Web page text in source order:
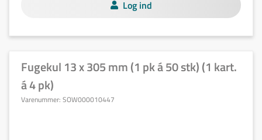
Log ind
Fugekul 13 x 305 mm (1 pk á 50 stk) (1 kart.
á 4 pk)
Varenummer: SOW000010447